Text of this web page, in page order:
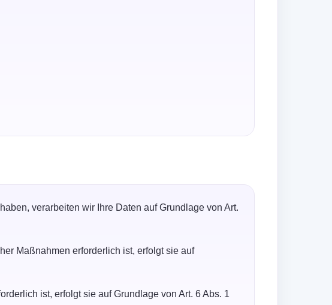
verarbeiten wir Ihre Daten auf Grundlage von Art.
Maßnahmen erforderlich ist, erfolgt sie auf
ist, erfolgt sie auf Grundlage von Art. 6 Abs. 1